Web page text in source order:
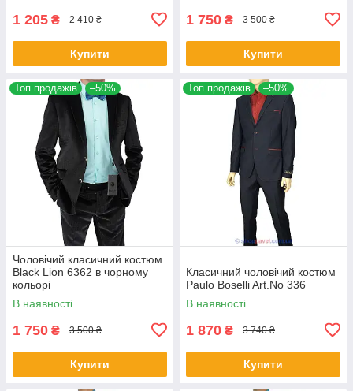
1 205 ₴ 2 410 ₴
Купити
1 750 ₴ 3 500 ₴
Купити
Топ продажів –50%
Чоловічий класичний костюм
Black Lion 6362 в чорному
кольорі
В наявності
1 750 ₴ 3 500 ₴
Купити
Топ продажів –50%
Класичний чоловічий костюм
Paulo Boselli Art.No 336
В наявності
1 870 ₴ 3 740 ₴
Купити